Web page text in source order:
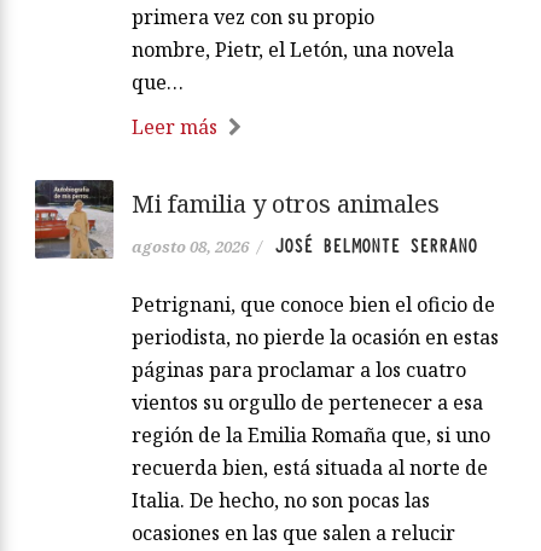
primera vez con su propio
nombre, Pietr, el Letón, una novela
que…
Leer más
Mi familia y otros animales
agosto 08, 2026 / JOSÉ BELMONTE SERRANO
Petrignani, que conoce bien el oficio de
periodista, no pierde la ocasión en estas
páginas para proclamar a los cuatro
vientos su orgullo de pertenecer a esa
región de la Emilia Romaña que, si uno
recuerda bien, está situada al norte de
Italia. De hecho, no son pocas las
ocasiones en las que salen a relucir